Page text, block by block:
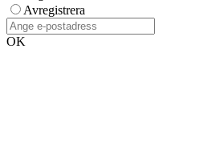
Avregistrera
OK